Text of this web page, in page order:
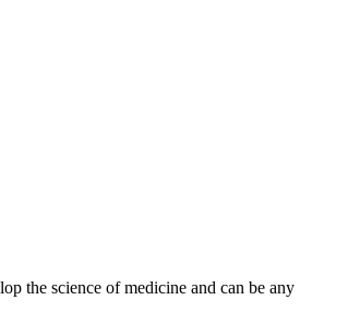
the science of medicine and can be any